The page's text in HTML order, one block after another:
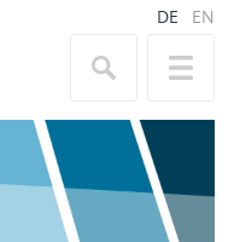
DE EN